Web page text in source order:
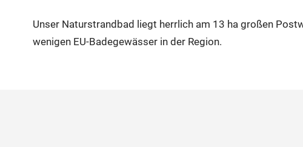
Unser Naturstrandbad liegt herrlich am 13 ha großen
wenigen EU-Badegewässer in der Region.